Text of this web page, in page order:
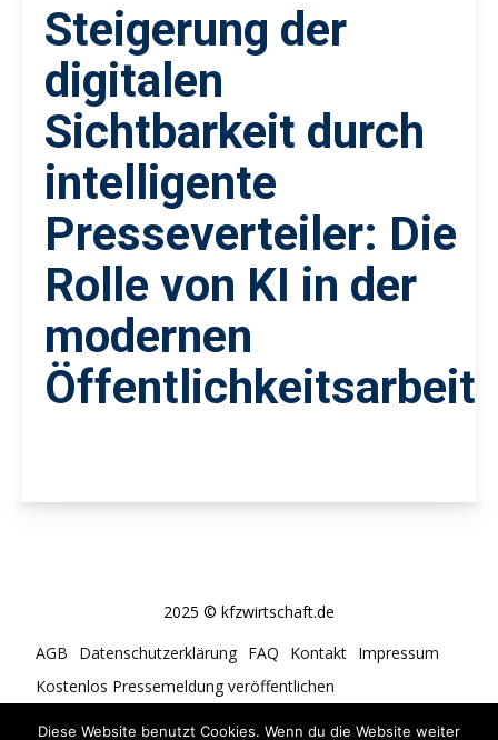
Steigerung der
digitalen
Sichtbarkeit durch
intelligente
Presseverteiler: Die
Rolle von KI in der
modernen
Öffentlichkeitsarbeit
2025 © kfzwirtschaft.de
AGB
Datenschutzerklärung FAQ Kontakt Impressum
Kostenlos Pressemeldung veröffentlichen
Diese Website benutzt Cookies. Wenn du die Website weiter